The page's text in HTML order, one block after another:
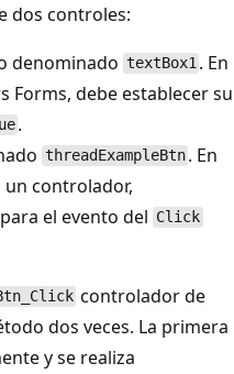
dos controles:
denominado textBox1 . En
Forms, debe establecer su
.
threadExampleBtn . En
controlador,
el evento del Click
controlador de
dos veces. La primera
y se realiza